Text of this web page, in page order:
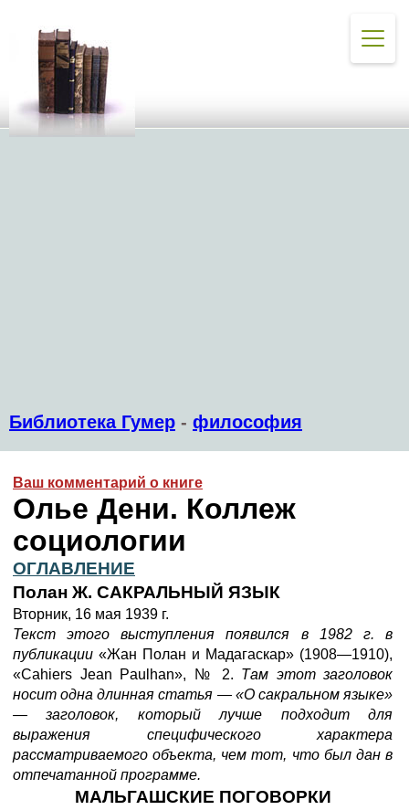
Библиотека Гумер - философия
Ваш комментарий о книге
Олье Дени. Коллеж
социологии
ОГЛАВЛЕНИЕ
Полан Ж. САКРАЛЬНЫЙ ЯЗЫК
Вторник, 16 мая 1939 г.
Текст этого выступления появился в 1982 г. в
публикации «Жан Полан и Мадагаскар» (1908—1910),
«Cahiers Jean Paulhan», № 2. Там этот заголовок
носит одна длинная статья — «О сакральном языке»
—заголовок, который лучше подходит для
выражения специфического характера
рассматриваемого объекта, чем тот, что был дан в
отпечатанной программе.
МАЛЬГАШСКИЕ ПОГОВОРКИ